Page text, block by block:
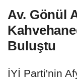
Av. Gönül
Buluştu
İYİ Parti'nin